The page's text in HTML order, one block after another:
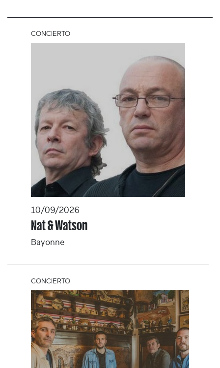
CONCIERTO
10/09/2026
Nat & Watson
Bayonne
CONCIERTO